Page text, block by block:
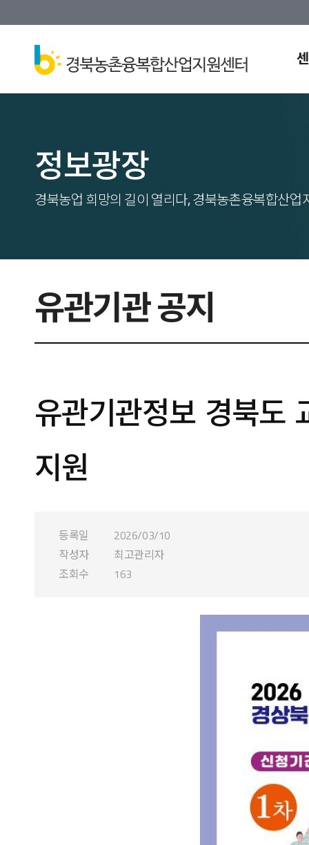
정보광장
경북농업 희망의 길이 열리다, 경북농촌융복합산업
유관기관 공지
유관기관정보 경북도
지원
등록일
2026/03/10
작성자
최고관리자
조회수
163